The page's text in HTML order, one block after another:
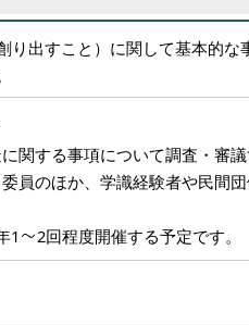
り出すこと）に関して基本的
関する事項について調査・審議
員のほか、学識経験者や民間
1
2回程度開催する予定です。